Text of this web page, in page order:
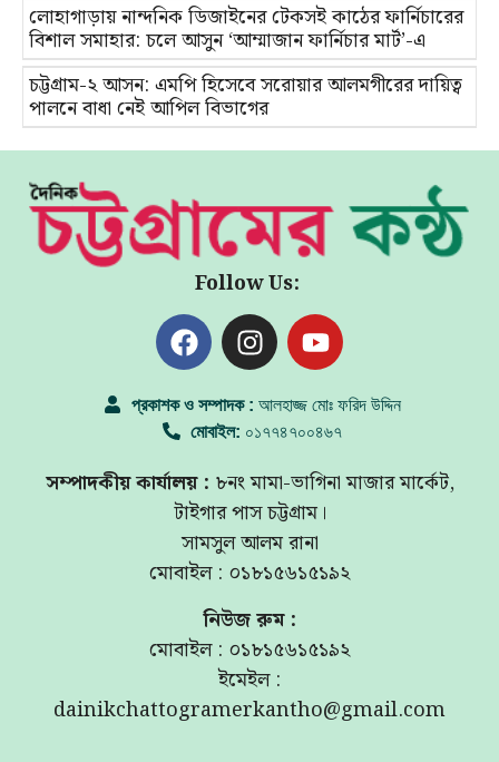
লোহাগাড়ায় নান্দনিক ডিজাইনের টেকসই কাঠের ফার্নিচারের
বিশাল সমাহার: চলে আসুন ‘আম্মাজান ফার্নিচার মার্ট’-এ
চট্টগ্রাম-২ আসন: এমপি হিসেবে সরোয়ার আলমগীরের দায়িত্ব
পালনে বাধা নেই আপিল বিভাগের
Follow Us:
প্রকাশক ও সম্পাদক : আলহাজ্জ মোঃ ফরিদ উদ্দিন
মোবাইল: ০১৭৭৪৭০০৪৬৭
সম্পাদকীয় কার্যালয় : ৮নং মামা-ভাগিনা মাজার মার্কেট,
টাইগার পাস চট্টগ্রাম।
সামসুল আলম রানা
মোবাইল : ০১৮১৫৬১৫১৯২
নিউজ রুম :
মোবাইল : ০১৮১৫৬১৫১৯২
ইমেইল :
dainikchattogramerkantho@gmail.com